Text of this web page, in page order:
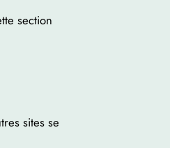
section
sites se